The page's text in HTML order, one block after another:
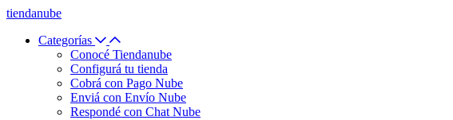
tiendanube
Categorías
Conocé Tiendanube
Configurá tu tienda
Cobrá con Pago Nube
Enviá con Envío Nube
Respondé con Chat Nube